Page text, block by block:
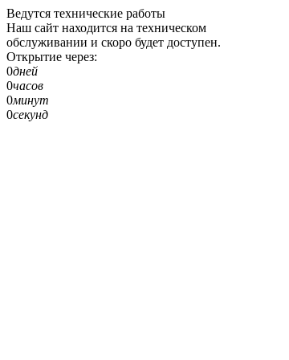
Ведутся технические работы
Наш сайт находится на техническом
обслуживании и скоро будет доступен.
Открытие через:
0дней
0часов
0минут
0секунд